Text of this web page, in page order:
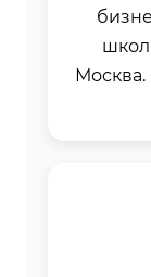
Москва.